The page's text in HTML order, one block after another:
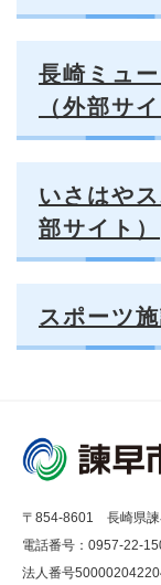
長崎ミュ
（外部サイ
いさはや
部サイト）
スポーツ
〒854-8601 長崎県諫
電話番号：0957-22-
法人番号